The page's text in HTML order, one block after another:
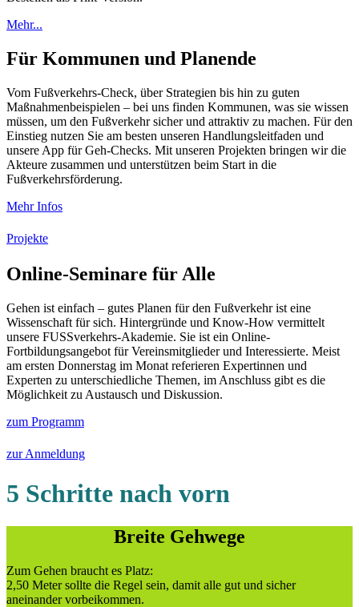
Mehr...
Für Kommunen und Planende
Vom Fußverkehrs-Check, über Strategien bis hin zu guten
Maßnahmenbeispielen – bei uns finden Kommunen, was sie wissen
müssen, um den Fußverkehr sicher und attraktiv zu machen. Für den
Einstieg nutzen Sie am besten unseren Handlungsleitfaden und
unsere App für Geh-Checks. Mit unseren Projekten bringen wir die
Akteure zusammen und unterstützen beim Start in die
Fußverkehrsförderung.
Mehr Infos
Projekte
Online-Seminare für Alle
Gehen ist einfach – gutes Planen für den Fußverkehr ist eine
Wissenschaft für sich. Hintergründe und Know-How vermittelt
unsere FUSSverkehrs-Akademie. Sie ist ein Online-
Fortbildungsangebot für Vereinsmitglieder und Interessierte. Meist
am ersten Donnerstag im Monat referieren Expertinnen und
Experten zu unterschiedliche Themen, im Anschluss gibt es die
Möglichkeit zu Austausch und Diskussion.
zum Programm
zur Anmeldung
5 Schritte nach vorn
Breite Gehwege
Zum Gehen braucht es Platz:
2,50 Meter sollte die Regel sein, damit alle gut und sicher
aneinander vorbeikommen.